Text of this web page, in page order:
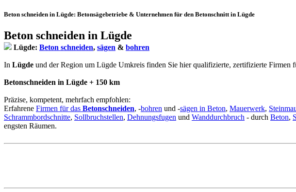
Beton schneiden in Lügde: Betonsägebetriebe & Unternehmen für den Betonschnitt in Lügde
Beton schneiden in Lügde
Lügde: Beton schneiden, sägen & bohren
In Lügde und der Region um Lügde Umkreis finden Sie hier qualifizierte, zertifizierte Firmen
Betonschneiden in Lügde + 150 km
Präzise, kompetent, mehrfach empfohlen:
Erfahrene Firmen für das Betonschneiden, -bohren und -sägen in Beton, Mauerwerk,
Schrammbordschnitte, Sollbruchstellen, Dehnungsfugen und Wanddurchbruch - durch Beton,
engsten Räumen.